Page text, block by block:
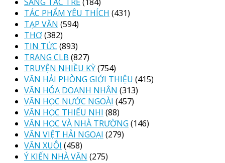
TÁC PHẨM YÊU THÍCH (431)
TẠP VĂN (594)
THƠ(382)
TIN TỨC (893)
TRANG CLB (827)
TRUYỆN NHIỀU KỲ(754)
VĂN HẢI PHÒNG GIỚI THIỆU (415)
VĂN HÓA DOANH NHÂN (313)
VĂN HỌC NƯỚC NGOÀI (457)
VĂN HỌC THIẾU NHI (88)
VĂN HỌC VÀ NHÀ TRƯỜNG (146)
VĂN VIỆT HẢI NGOẠI (279)
VĂN XUÔI (458)
Ý KIẾN NHÀ VĂN (275)